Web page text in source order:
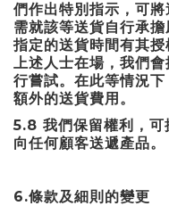
們作出特別指示，可
需就該等送貨自行承
指定的送貨時間有其
上述人士在場，我們
行嘗試。在此等情況
額外的送貨費用。
5.8 我們保留權利，
向任何顧客送遞產品。
6.條款及細則的變更